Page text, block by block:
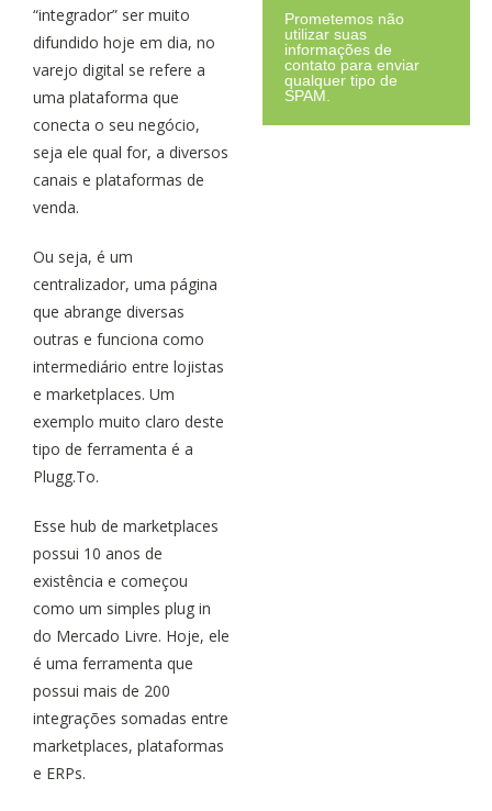
“integrador” ser muito
difundido hoje em dia, no
varejo digital se refere a
uma plataforma que
conecta o seu negócio,
seja ele qual for, a diversos
canais e plataformas de
venda.
Ou seja, é um
centralizador, uma página
que abrange diversas
outras e funciona como
intermediário entre lojistas
e marketplaces. Um
exemplo muito claro deste
tipo de ferramenta é a
Plugg.To.
Esse hub de marketplaces
possui 10 anos de
existência e começou
como um simples plug in
do Mercado Livre. Hoje, ele
é uma ferramenta que
possui mais de 200
integrações somadas entre
marketplaces, plataformas
e ERPs.
Prometemos não
utilizar suas
informações de
contato para enviar
qualquer tipo de
SPAM.